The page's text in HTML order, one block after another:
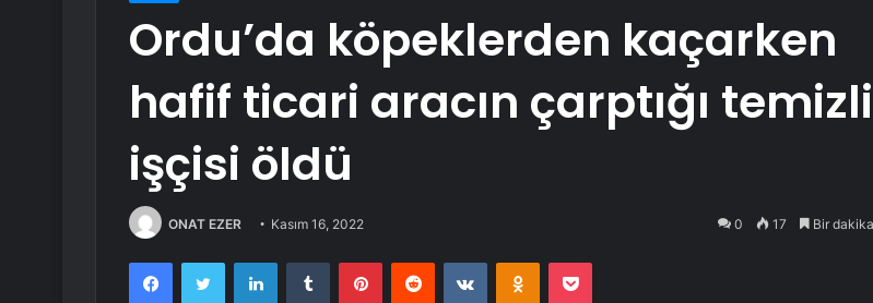
Ordu’da köpeklerden kaçarken
hafif ticari aracın çarptığı
işçisi öldü
ONAT EZER Kasım 16, 2022 0 17 Bir
FacebookTwitter LinkedInTumblr PinterestReddit VKontakteOdnoklassniki
Pocket